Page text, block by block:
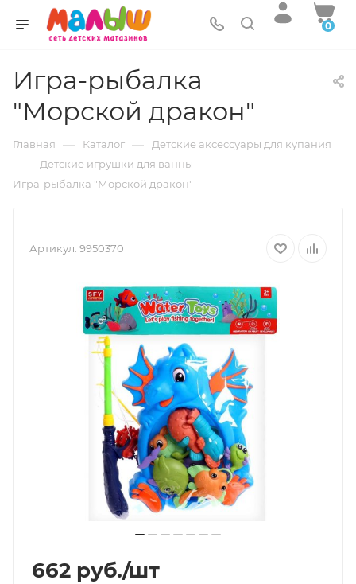
0
Игра-рыбалка
"Морской дракон"
Главная — Каталог — Детские аксессуары для купания
— Детские игрушки для ванны —
Игра-рыбалка "Морской дракон"
Артикул: 9950370
662 руб./шт